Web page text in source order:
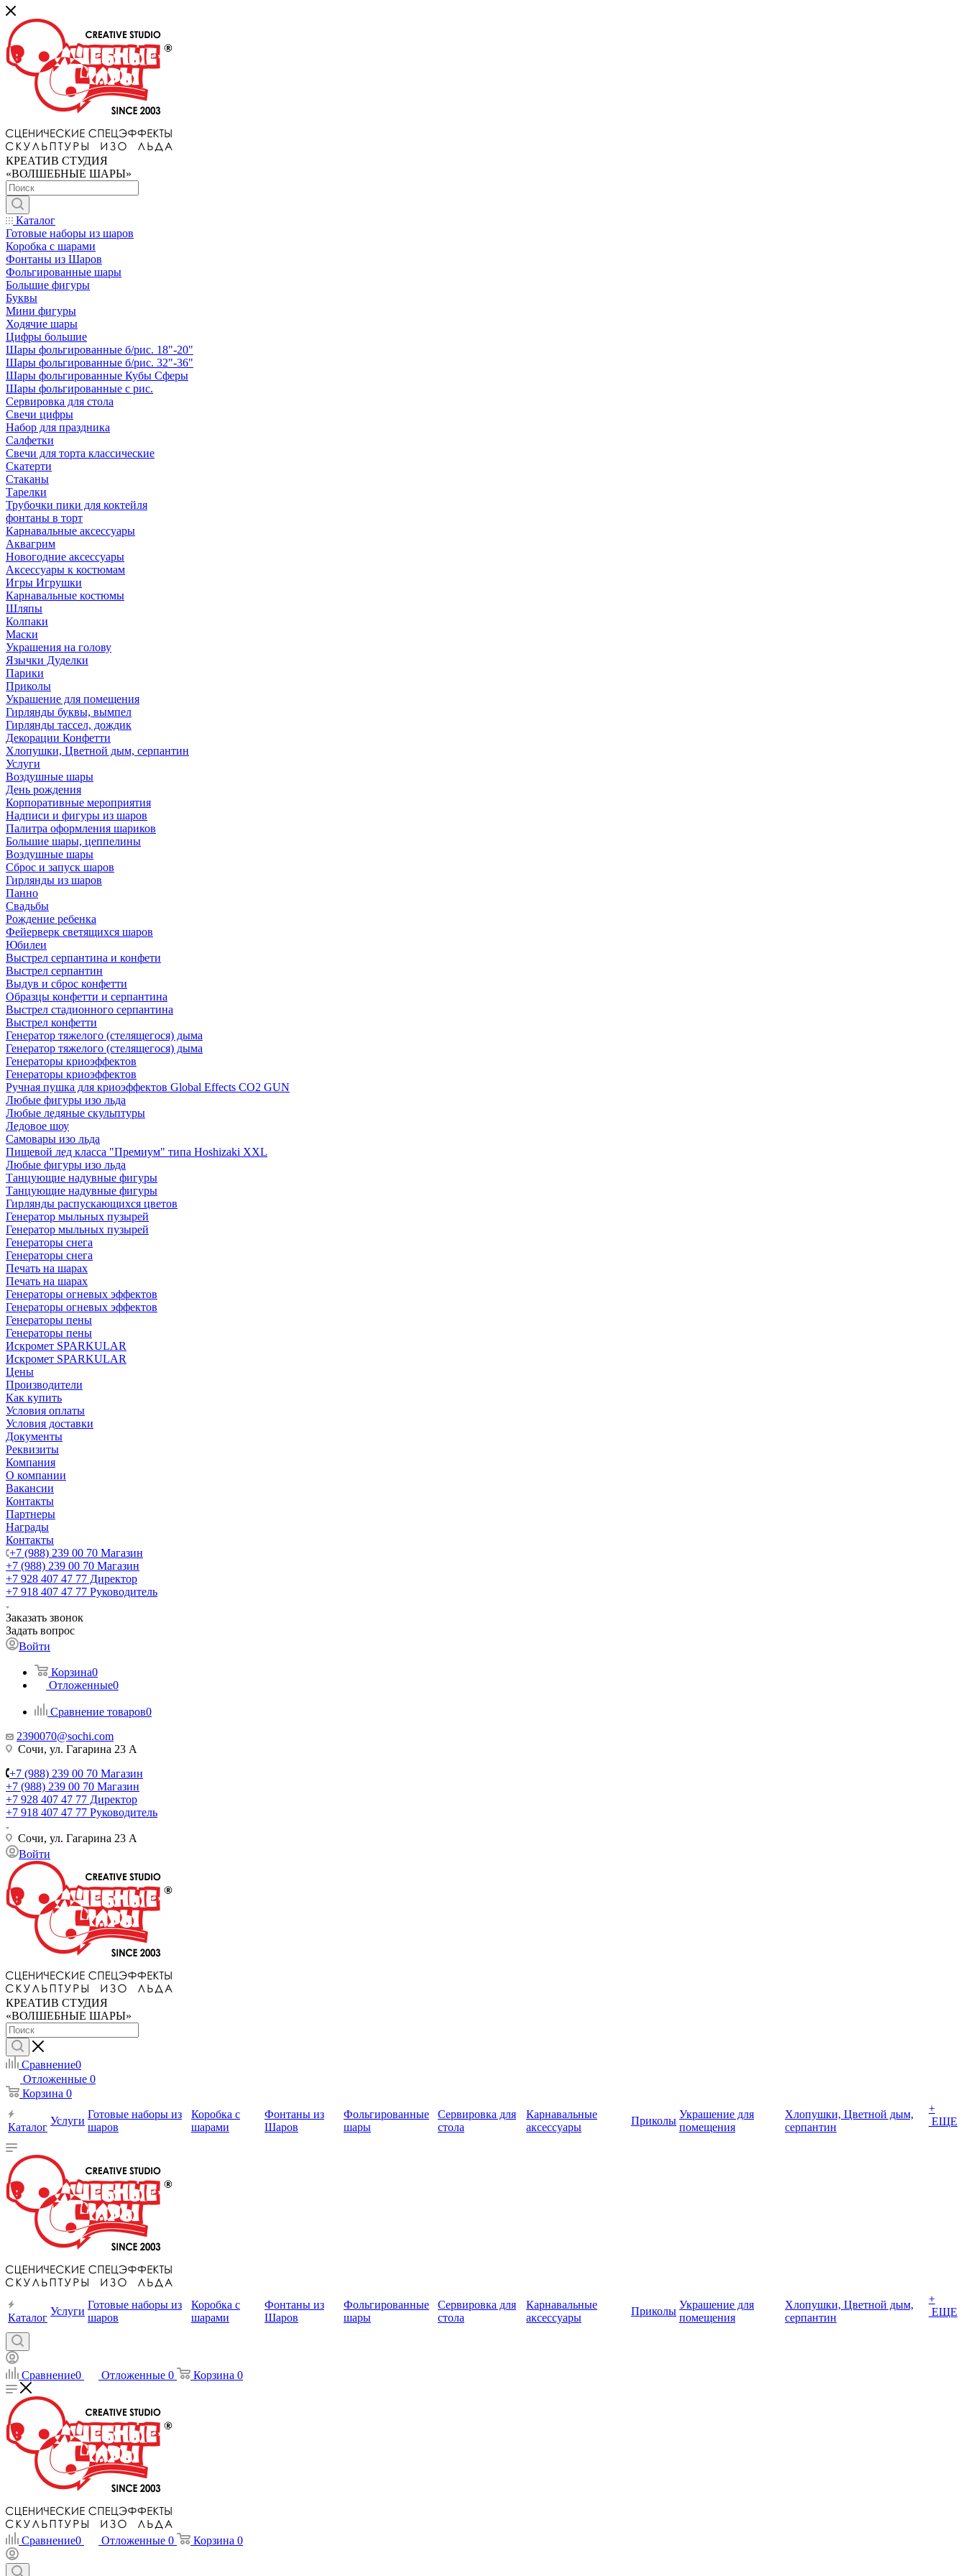
КРЕАТИВ СТУДИЯ
«ВОЛШЕБНЫЕ ШАРЫ»
Каталог
Готовые наборы из шаров
Коробка с шарами
Фонтаны из Шаров
Фольгированные шары
Большие фигуры
Буквы
Мини фигуры
Ходячие шары
Цифры большие
Шары фольгированные б/рис. 18"-20"
Шары фольгированные б/рис. 32"-36"
Шары фольгированные Кубы Сферы
Шары фольгированные с рис.
Сервировка для стола
Свечи цифры
Набор для праздника
Салфетки
Свечи для торта классические
Скатерти
Стаканы
Тарелки
Трубочки пики для коктейля
фонтаны в торт
Карнавальные аксессуары
Аквагрим
Новогодние аксессуары
Аксессуары к костюмам
Игры Игрушки
Карнавальные костюмы
Шляпы
Колпаки
Маски
Украшения на голову
Язычки Дуделки
Парики
Приколы
Украшение для помещения
Гирлянды буквы, вымпел
Гирлянды тассел, дождик
Декорации Конфетти
Хлопушки, Цветной дым, серпантин
Услуги
Воздушные шары
День рождения
Корпоративные мероприятия
Надписи и фигуры из шаров
Палитра оформления шариков
Большие шары, цеппелины
Воздушные шары
Сброс и запуск шаров
Гирлянды из шаров
Панно
Свадьбы
Рождение ребенка
Фейерверк светящихся шаров
Юбилеи
Выстрел серпантина и конфети
Выстрел серпантин
Выдув и сброс конфетти
Образцы конфетти и серпантина
Выстрел стадионного серпантина
Выстрел конфетти
Генератор тяжелого (стелящегося) дыма
Генератор тяжелого (стелящегося) дыма
Генераторы криоэффектов
Генераторы криоэффектов
Ручная пушка для криоэффектов Global Effects CO2 GUN
Любые фигуры изо льда
Любые ледяные скульптуры
Ледовое шоу
Самовары изо льда
Пищевой лед класса "Премиум" типа Hoshizaki XXL
Любые фигуры изо льда
Танцующие надувные фигуры
Танцующие надувные фигуры
Гирлянды распускающихся цветов
Генератор мыльных пузырей
Генератор мыльных пузырей
Генераторы снега
Генераторы снега
Печать на шарах
Печать на шарах
Генераторы огневых эффектов
Генераторы огневых эффектов
Генераторы пены
Генераторы пены
Искромет SPARKULAR
Искромет SPARKULAR
Цены
Производители
Как купить
Условия оплаты
Условия доставки
Документы
Реквизиты
Компания
О компании
Вакансии
Контакты
Партнеры
Награды
Контакты
+7 (988) 239 00 70 Магазин
+7 (988) 239 00 70 Магазин
+7 928 407 47 77 Директор
+7 918 407 47 77 Руководитель
Заказать звонок
Задать вопрос
Войти
Корзина0
Отложенные0
Сравнение товаров0
2390070@sochi.com
Сочи, ул. Гагарина 23 А
+7 (988) 239 00 70 Магазин
+7 (988) 239 00 70 Магазин
+7 928 407 47 77 Директор
+7 918 407 47 77 Руководитель
Сочи, ул. Гагарина 23 А
Войти
КРЕАТИВ СТУДИЯ
«ВОЛШЕБНЫЕ ШАРЫ»
Сравнение0
Отложенные 0
Корзина 0
Каталог
Услуги
Готовые наборы из
шаров
Коробка с
шарами
Фонтаны из
Шаров
Фольгированные
шары
Сервировка для
стола
Карнавальные
аксессуары
Приколы
Украшение для
помещения
Хлопушки, Цветной дым,
серпантин
+
ЕЩЕ
Каталог
Услуги
Готовые наборы из
шаров
Коробка с
шарами
Фонтаны из
Шаров
Фольгированные
шары
Сервировка для
стола
Карнавальные
аксессуары
Приколы
Украшение для
помещения
Хлопушки, Цветной дым,
серпантин
+
ЕЩЕ
Сравнение0 Отложенные 0 Корзина 0
Сравнение0 Отложенные 0 Корзина 0